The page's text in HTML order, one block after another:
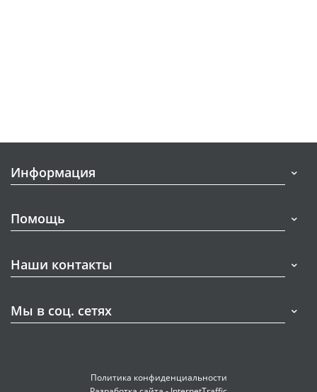
Информация
Помощь
Наши контакты
Мы в соц. сетях
Политика конфиденциальности